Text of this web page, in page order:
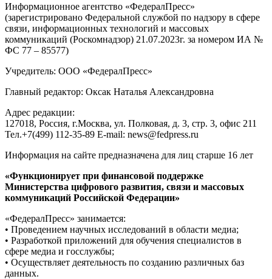
Информационное агентство «ФедералПресс»
(зарегистрировано Федеральной службой по надзору в сфере
связи, информационных технологий и массовых
коммуникаций (Роскомнадзор) 21.07.2023г. за номером ИА №
ФС 77 – 85577)
Учредитель: ООО «ФедералПресс»
Главный редактор: Оксак Наталья Александровна
Адрес редакции:
127018, Россия, г.Москва, ул. Полковая, д. 3, стр. 3, офис 211
Тел.+7(499) 112-35-89 E-mail: news@fedpress.ru
Информация на сайте предназначена для лиц старше 16 лет
«Функционирует при финансовой поддержке
Министерства цифрового развития, связи и массовых
коммуникаций Российской Федерации»
«ФедералПресс» занимается:
• Проведением научных исследований в области медиа;
• Разработкой приложений для обучения специалистов в
сфере медиа и госслужбы;
• Осуществляет деятельность по созданию различных баз
данных.